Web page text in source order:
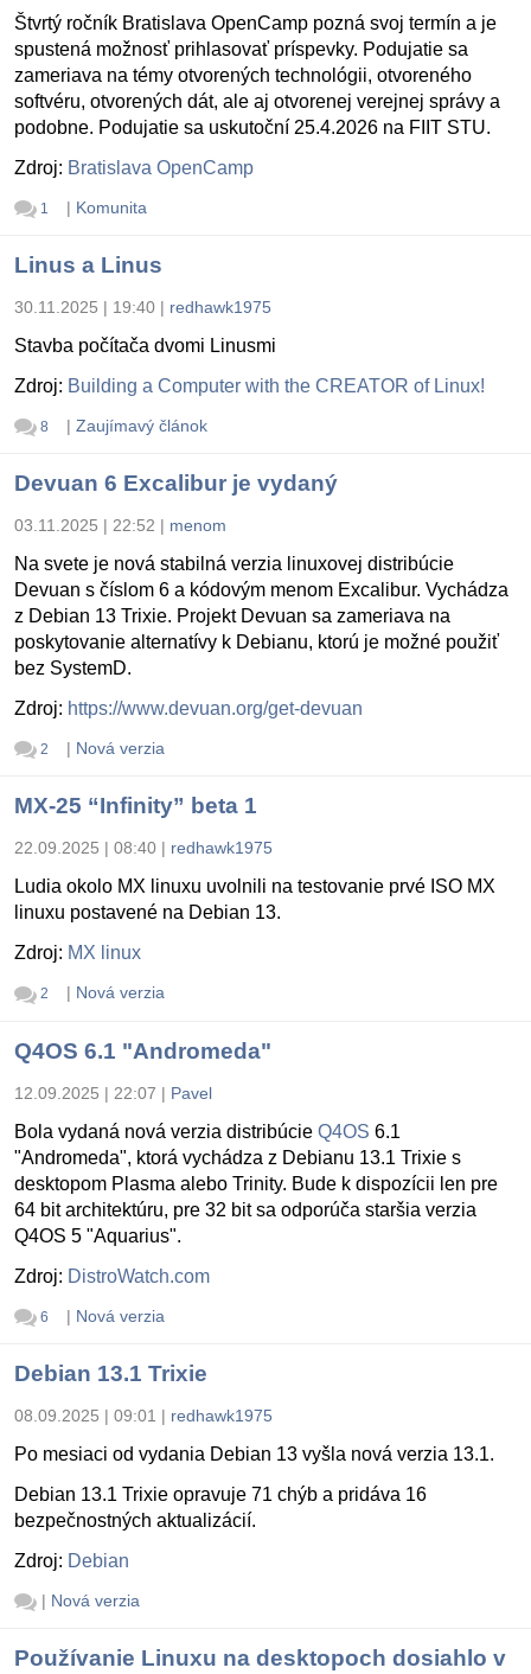
Štvrtý ročník Bratislava OpenCamp pozná svoj termín a je
spustená možnosť prihlasovať príspevky. Podujatie sa
zameriava na témy otvorených technológii, otvoreného
softvéru, otvorených dát, ale aj otvorenej verejnej správy a
podobne. Podujatie sa uskutoční 25.4.2026 na FIIT STU.
Zdroj: Bratislava OpenCamp
1 | Komunita
Linus a Linus
30.11.2025 | 19:40 | redhawk1975
Stavba počítača dvomi Linusmi
Zdroj: Building a Computer with the CREATOR of Linux!
8 | Zaujímavý článok
Devuan 6 Excalibur je vydaný
03.11.2025 | 22:52 | menom
Na svete je nová stabilná verzia linuxovej distribúcie
Devuan s číslom 6 a kódovým menom Excalibur. Vychádza
z Debian 13 Trixie. Projekt Devuan sa zameriava na
poskytovanie alternatívy k Debianu, ktorú je možné použiť
bez SystemD.
Zdroj: https://www.devuan.org/get-devuan
2 | Nová verzia
MX-25 “Infinity” beta 1
22.09.2025 | 08:40 | redhawk1975
Ludia okolo MX linuxu uvolnili na testovanie prvé ISO MX
linuxu postavené na Debian 13.
Zdroj: MX linux
2 | Nová verzia
Q4OS 6.1 "Andromeda"
12.09.2025 | 22:07 | Pavel
Bola vydaná nová verzia distribúcie Q4OS 6.1
"Andromeda", ktorá vychádza z Debianu 13.1 Trixie s
desktopom Plasma alebo Trinity. Bude k dispozícii len pre
64 bit architektúru, pre 32 bit sa odporúča staršia verzia
Q4OS 5 "Aquarius".
Zdroj: DistroWatch.com
6 | Nová verzia
Debian 13.1 Trixie
08.09.2025 | 09:01 | redhawk1975
Po mesiaci od vydania Debian 13 vyšla nová verzia 13.1.
Debian 13.1 Trixie opravuje 71 chýb a pridáva 16
bezpečnostných aktualizácií.
Zdroj: Debian
| Nová verzia
Používanie Linuxu na desktopoch dosiahlo v